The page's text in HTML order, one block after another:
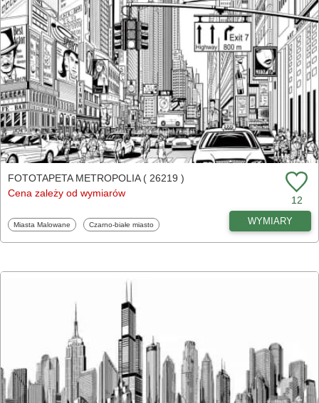
FOTOTAPETA METROPOLIA ( 26219 )
Cena zależy od wymiarów
12
Fototapety
Miasta Malowane Fototapety
Czarno-białe miasto WYMIARY